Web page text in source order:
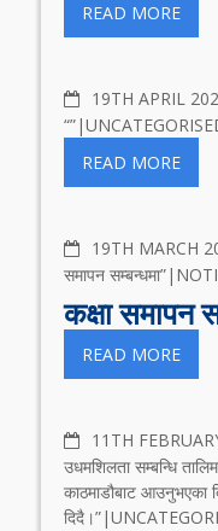
READ MORE
19TH APRIL
“”
READ MORE
19TH MARCH
समापन सम्बन्धमा”
कक्षा समापन
READ MORE
11TH
उधमशिलता सम्बन्धि
काठमाडौबाट आउनुभएका
दिदै।”